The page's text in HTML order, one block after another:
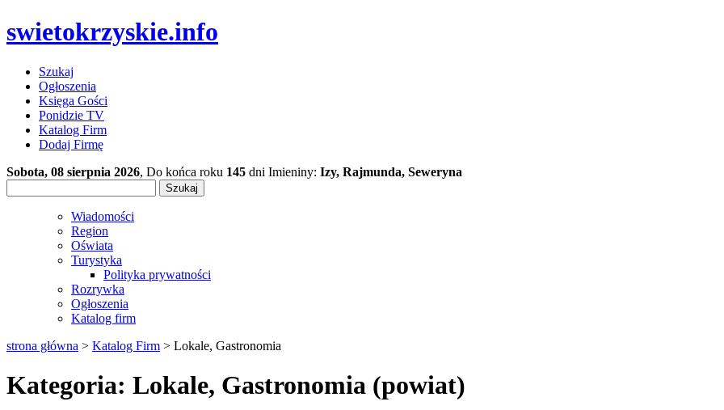
swietokrzyskie.info
Szukaj
Ogłoszenia
Księga Gości
Ponidzie TV
Katalog Firm
Dodaj Firmę
Sobota, 08 sierpnia 2026, Do końca roku 145 dni Imieniny: Izy, Rajmunda, Seweryna
Wiadomości
Region
Oświata
Turystyka
Polityka prywatności
Rozrywka
Ogłoszenia
Katalog firm
strona główna > Katalog Firm > Lokale, Gastronomia
Kategoria: Lokale, Gastronomia (powiat)